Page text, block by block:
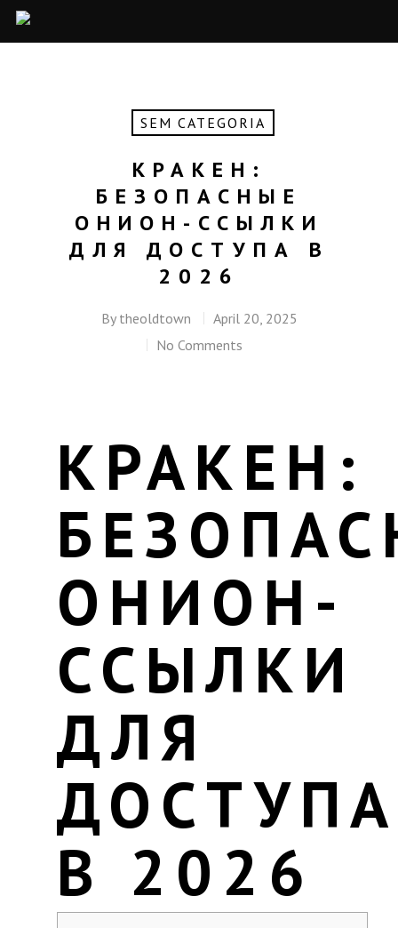
SEM CATEGORIA
КРАКЕН:
БЕЗОПАСНЫЕ
ОНИОН-ССЫЛКИ
ДЛЯ ДОСТУПА В
2026
By theoldtown
April 20, 2025
No Comments
КРАКЕН:
ОНИОН-
ССЫЛКИ
ДЛЯ
ДОСТУПА
В 2026